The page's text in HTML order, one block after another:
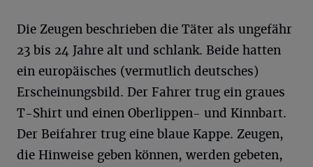
Die Zeugen beschrieben die Täter als ungefähr
23 bis 24 Jahre alt und schlank. Beide hatten
ein europäisches (vermutlich deutsches)
Erscheinungsbild. Der Fahrer trug ein graues
T-Shirt und einen Oberlippen- und Kinnbart.
Der Beifahrer trug eine blaue Kappe. Zeugen,
die Hinweise geben können, werden gebeten,